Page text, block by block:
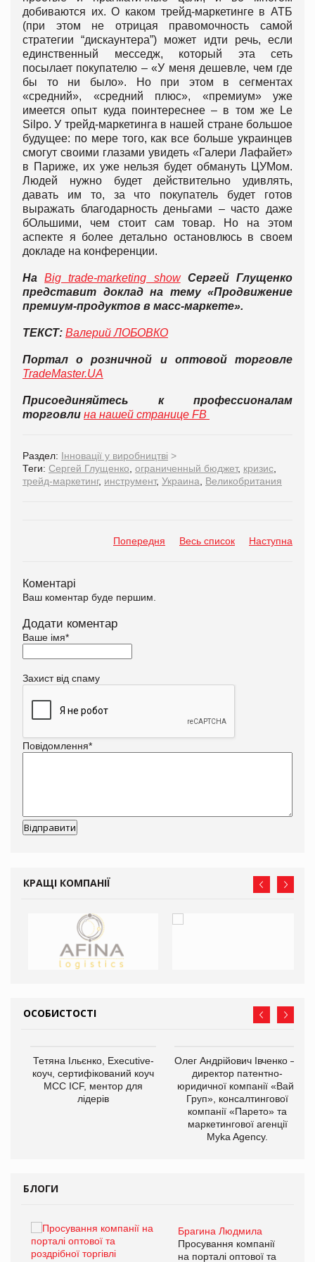
добиваются их. О каком трейд-маркетинге в АТБ
(при этом не отрицая правомочность самой
стратегии “дискаунтера”) может идти речь, если
единственный месседж, который эта сеть
посылает покупателю – «У меня дешевле, чем где
бы то ни было». Но при этом в сегментах
«средний», «средний плюс», «премиум» уже
имеется опыт куда поинтереснее – в том же Le
Silpo. У трейд-маркетинга в нашей стране большое
будущее: по мере того, как все больше украинцев
смогут своими глазами увидеть «Галери Лафайет»
в Париже, их уже нельзя будет обмануть ЦУМом.
Людей нужно будет действительно удивлять,
давать им то, за что покупатель будет готов
выражать благодарность деньгами – часто даже
бОльшими, чем стоит сам товар. Но на этом
аспекте я более детально остановлюсь в своем
докладе на конференции.
НаBig trade-marketing show
Сергей Глущенко
представит доклад на тему «Продвижение
премиум-продуктов в масс-маркете».
ТЕКСТ: Валерий ЛОБОВКО
Портал о розничной и оптовой торговле
TradeMaster.UA
Присоединяйтесь к профессионалам
торговли на нашей странице FB
Раздел: Інновації у виробництві >
Теги: Сергей Глущенко ограниченный бюджет, кризис
трейд-маркетинг, инструмент, Украина Великобритания
Попередня Весь список Наступна
Коментарі
Ваш коментар буде першим.
Додати коментар
Ваше імя*
Захист від спаму
Повідомлення*
КРАЩІ КОМПАНІЇ
ОСОБИСТОСТІ
Тетяна Ільєнко, Executive-
коуч, сертифікований коуч
МСС ICF, ментор для
лідерів
Олег Андрійович Івченко —
директор патентно-
юридичної компанії «Вайз
Груп», консалтингової
компанії «Парето» та
маркетингової агенції
Myka Agency.
БЛОГИ
Брагина Людмила
Просування компанії
на порталі оптової та